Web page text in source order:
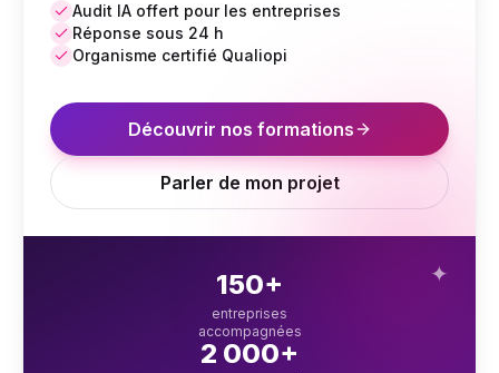
Audit IA offert pour les entreprises
Réponse sous 24 h
Organisme certifié Qualiopi
Découvrir nos formations
Parler de mon projet
✦
150+
entreprises
accompagnées
2 000+